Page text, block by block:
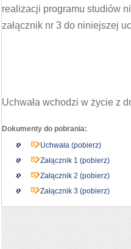
realizacji programu studiów
załącznik nr 3 do niniejszej
Uchwała wchodzi w życie z
Dokumenty do pobrania:
Uchwała (pobierz)
Załącznik 1 (pobierz)
Załącznik 2 (pobierz)
Załącznik 3 (pobierz)